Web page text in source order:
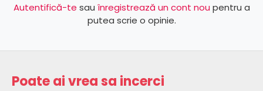
Autentifică-te sau înregistrează un cont nou pentru a
putea scrie o opinie.
Poate ai vrea sa incerci